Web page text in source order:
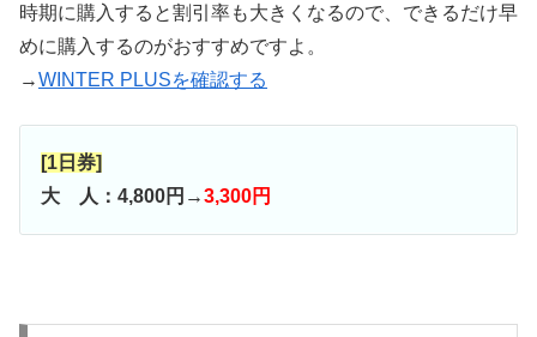
時期に購入すると割引率も大きくなるので、できるだけ早
めに購入するのがおすすめですよ。
→WINTER PLUSを確認する
[1日券]
大 人：4,800円→3,300円